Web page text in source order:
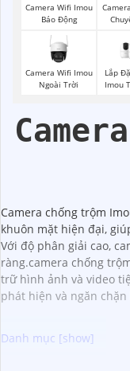
Camera Wifi Imou
Báo Động
Camera Wifi Imou
Ngoài Trời
Lắp
Imou
Camera chống trộm
khuôn mặt hiện đại,
Với độ phân giải cao,
ràng.camera chống
trữ hình ảnh và video
phát hiện và ngăn